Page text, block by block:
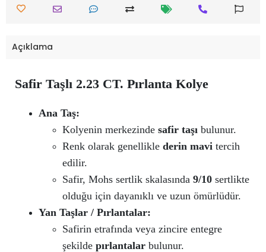
Açıklama
Safir Taşlı 2.23 CT. Pırlanta Kolye
Ana Taş:
Kolyenin merkezinde safir taşı bulunur.
Renk olarak genellikle derin mavi tercih
edilir.
Safir, Mohs sertlik skalasında 9/10 sertlikte
olduğu için dayanıklı ve uzun ömürlüdür.
Yan Taşlar / Pırlantalar:
Safirin etrafında veya zincire entegre
şekilde pırlantalar bulunur.